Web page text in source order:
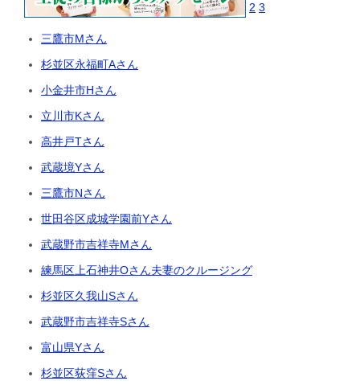
2 3
三鷹市Mさん
杉並区永福町Aさん
小金井市Hさん
立川市Kさん
高井戸Tさん
武蔵境Yさん
三鷹市Nさん
世田谷区成城学園前Yさん
武蔵野市吉祥寺Mさん
練馬区上石神井Oさん夫妻のクルージング
杉並区久我山Sさん
武蔵野市吉祥寺Sさん
富山県Yさん
杉並区荻窪Sさん